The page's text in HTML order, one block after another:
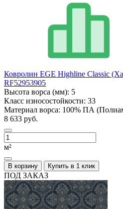
Ковролин EGE Highline Classic
RF52953905
Высота ворса (мм): 5
Класс износостойкости: 33
Материал ворса: 100% ПА
8 633 руб.
м²
В корзину Купить в 1 клик
ПОД ЗАКАЗ